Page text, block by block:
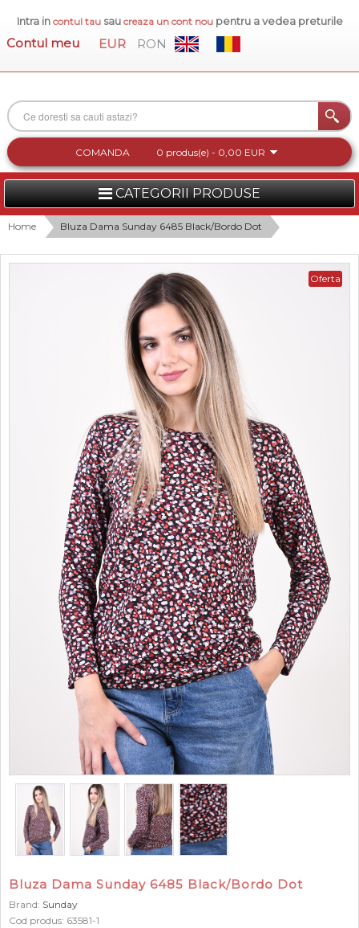
Intra in contul tausau creaza un cont nou pentru a vedea preturile
Contul meu EUR RON
COMANDA 0 produs(e) - 0,00 EUR
CATEGORII PRODUSE
FEMEI
BARBATI
INCALTAMINTE DAMA
INFORMATII
Home Bluza Dama Sunday 6485 Black/Bordo Dot
Oferta
Bluza Dama Sunday 6485 Black/Bordo Dot
Brand: Sunday
Cod produs: 63581-1